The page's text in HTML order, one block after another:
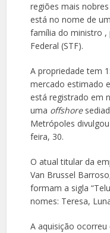
regiões mais
está no nome de
família do ministro ,
Federal (STF).
A propriedade tem
mercado estimado
está registrado em
uma offshore
Metrópoles
feira, 30.
O atual titular da
Van Brussel
formam a sigla
nomes: Teresa,
A aquisição